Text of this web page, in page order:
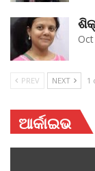
PREV NEXT 1
ଆର୍କାଇଭ